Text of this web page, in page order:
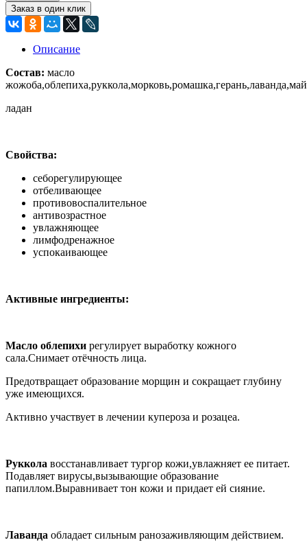
Заказ в один клик
Описание
Состав: масло
ладан
Свойства:
себорегулирующее
отбеливающее
противовоспалительное
антивозрастное
увлажняющее
лимфодренажное
успокаивающее
Активные ингредиенты:
Масло облепихи регулирует выработку кожного
сала.Снимает отёчность лица.
Предотвращает образование морщин и сокращает глубину
уже имеющихся.
Активно участвует в лечении купероза и розацеа.
Руккола восстанавливает тургор кожи,увлажняет ее питает.
Подавляет вирусы,вызывающие образование
папиллом.Выравнивает тон кожи и придает ей сияние.
Лаванда обладает сильным ранозаживляющим действием.